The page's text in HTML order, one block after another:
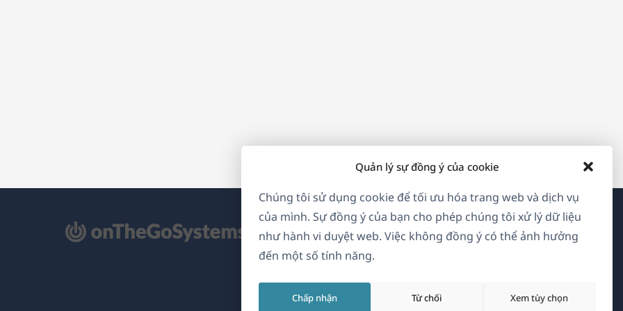
Quản lý sự đồng ý của cookie
Chúng tôi sử dụng cookie để tối ưu hóa trang web và dịch vụ
của mình. Sự đồng ý của bạn cho phép chúng tôi xử lý dữ liệu
như hành vi duyệt web. Việc không đồng ý có thể ảnh hưởng
đến một số tính năng.
Chấp nhận Từ chối Xem tùy chọn
Về WPML
GDPR & Chính sách Bảo mật
Tham gia đội ngũ của chúng tôi
trong